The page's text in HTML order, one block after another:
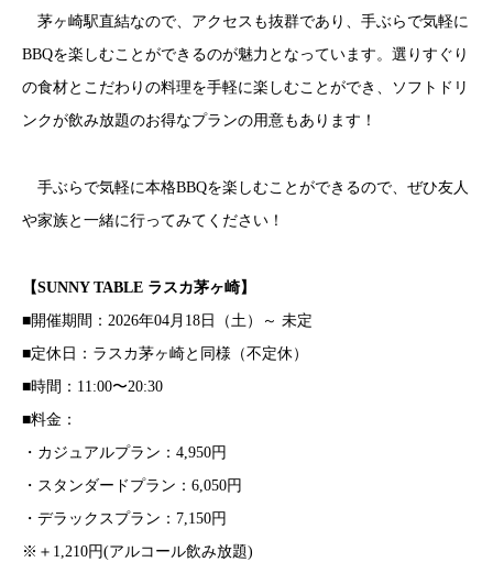
茅ヶ崎駅直結なので、アクセスも抜群であり、手ぶらで気軽に
BBQを楽しむことができるのが魅力となっています。選りすぐり
の食材とこだわりの料理を手軽に楽しむことができ、ソフトドリ
ンクが飲み放題のお得なプランの用意もあります！
手ぶらで気軽に本格BBQを楽しむことができるので、ぜひ友人
や家族と一緒に行ってみてください！
【SUNNY TABLE ラスカ茅ヶ崎】
■開催期間：2026年04月18日（土）～ 未定
■定休日：ラスカ茅ヶ崎と同様（不定休）
■時間：11:00〜20:30
■料金：
・カジュアルプラン：4,950円
・スタンダードプラン：6,050円
・デラックスプラン：7,150円
※＋1,210円(アルコール飲み放題)